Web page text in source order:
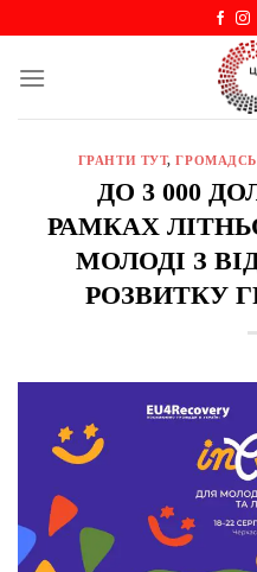
content
ГРАНТИ ТУТ,
ДО 3 000
РАМКАХ
МОЛОДІ З
РОЗВИТКУ